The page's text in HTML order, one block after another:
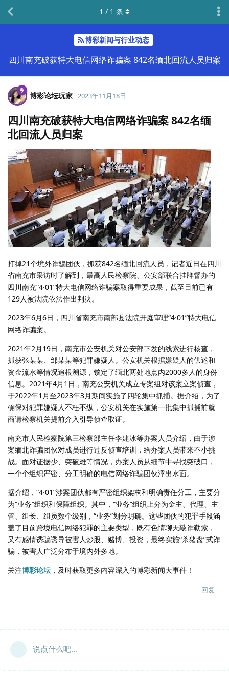
博彩新闻与行业动态
四川南充破获特大电信网络诈骗案 842名缅北回流人员归案
1 / 1 条
博彩论坛玩家 2023年11月18日
四川南充破获特大电信网络诈骗案 842名缅
北回流人员归案
打掉21个境外诈骗团伙，抓获842名缅北回流人员，记者近日在四川
省南充市采访时了解到，最高人民检察院、公安部联合挂牌督办的
四川南充“4·01”特大电信网络诈骗案取得重要成果，截至目前已有
129人被法院依法作出判决。
2023年6月6日，四川省南充市南部县法院开庭审理“4·01”特大电信
网络诈骗案。
2021年2月19日，南充市公安机关对公安部下发的线索进行核查，
抓获张某某、邹某某等犯罪嫌疑人。公安机关根据嫌疑人的供述和
资金流水等情况追根溯源，锁定了缅北两处地点内2000多人的身份
信息。2021年4月1日，南充公安机关成立专案组对该案立案侦查，
于2022年1月至2023年3月期间实施了四轮集中抓捕。据介绍，为了
确保对犯罪嫌疑人不枉不纵，公安机关在实施第一批集中抓捕前就
商请检察机关提前介入引导侦查取证。
南充市人民检察院第三检察部主任李建冰等办案人员介绍，由于涉
案缅北诈骗团伙对成员进行过反侦查培训，给办案人员带来不小挑
战。面对证据少、突破难等情况，办案人员从细节中寻找突破口，
一个个组织严密、分工明确的电信网络诈骗团伙浮出水面。
据介绍，“4·01”涉案团伙都有严密组织架构和明确责任分工，主要分
为“业务”组织和保障组织。其中，“业务”组织上分为金主、代理、主
管、组长、组员数个级别，“业务”划分明确。这些团伙的犯罪手段涵
盖了目前跨境电信网络犯罪的主要类型，既有色情聊天敲诈勒索，
又有感情诱骗诱导被害人炒股、赌博、投资，最终实施“杀猪盘”式诈
骗，被害人广泛分布于境内外多地。
关注博彩论坛，及时获取更多内容深入的博彩新闻大事件！
回复
说点什么吧...